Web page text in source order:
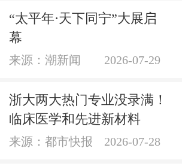
“太平年·天下同宁”大展启
幕
来源：潮新闻 2026-07-29
浙大两大热门专业没录满！
临床医学和先进新材料
来源：都市快报 2026-07-28